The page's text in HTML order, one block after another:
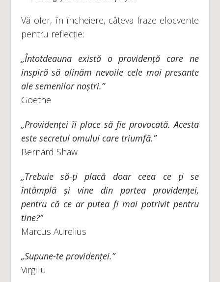
Vă ofer, în încheiere, câteva fraze elocvente
pentru reflecție:
„Întotdeauna există o providență care ne
inspiră să alinăm nevoile cele mai presante
ale semenilor noștri.”
Goethe
„Providenței îi place să fie provocată. Acesta
este secretul omului care triumfă.”
Bernard Shaw
„Trebuie să-ți placă doar ceea ce ți se
întâmplă și vine din partea providenței,
pentru că ce ar putea fi mai potrivit pentru
tine?”
Marcus Aurelius
„Supune-te providenței.”
Virgiliu